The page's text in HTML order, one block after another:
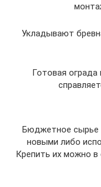
Укладывают
Готовая
Бюджетное сырье
новыми либо
Крепить их можно